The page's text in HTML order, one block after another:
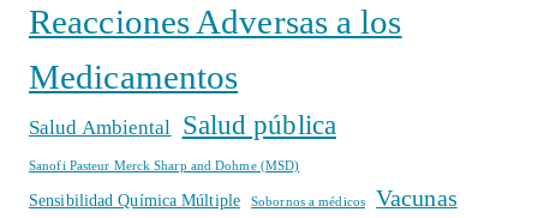
Reacciones Adversas a los
Medicamentos
Salud Ambiental Salud pública
Sanofi Pasteur Merck Sharp and Dohme (MSD)
Sensibilidad Química Múltiple Sobornos a médicos Vacunas